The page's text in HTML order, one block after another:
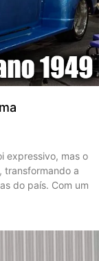
expressivo, mas o
transformando a
do país. Com um